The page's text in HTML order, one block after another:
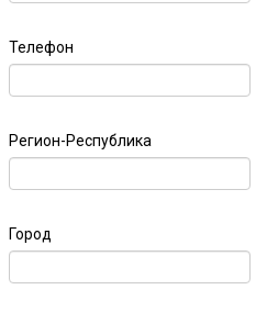
Телефон
Регион-Республика
Город